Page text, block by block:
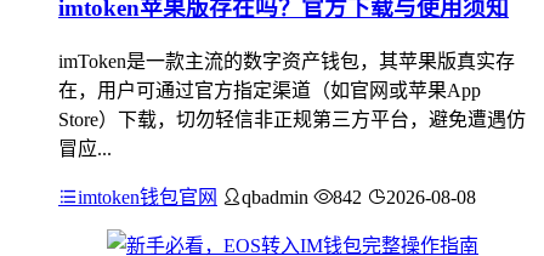
imtoken苹果版存在吗？官方下载与使用须知
imToken是一款主流的数字资产钱包，其苹果版真实存
在，用户可通过官方指定渠道（如官网或苹果App
Store）下载，切勿轻信非正规第三方平台，避免遭遇仿
冒应...
imtoken钱包官网 qbadmin 842 2026-08-08